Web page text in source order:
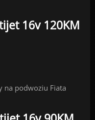
16v 120KM
na podwoziu Fiata